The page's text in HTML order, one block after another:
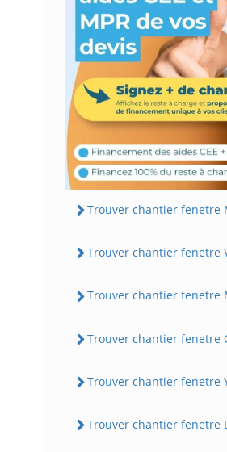
Trouver chantier fenetre
Trouver chantier fenetre
Trouver chantier fenetre
Trouver chantier fenetre
Trouver chantier fenetre
Trouver chantier fenetre